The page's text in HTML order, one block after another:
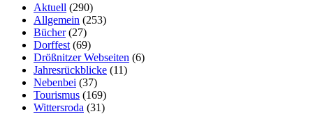
Aktuell (290)
Allgemein (253)
Bücher(27)
Dorffest (69)
Drößnitzer Webseiten (6)
Jahresrückblicke (11)
Nebenbei (37)
Tourismus (169)
Wittersroda (31)